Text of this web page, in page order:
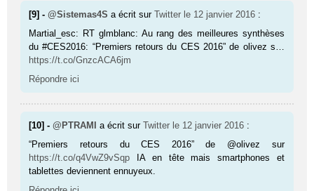
[9] -@Sistemas4S a écrit surTwitter le 12 janvier 2016 :
Martial_esc: RT glmblanc: Au rang des meilleures synthèses
du #CES2016: “Premiers retours du CES 2016” de olivez s…
https://t.co/GnzcACA6jm
Répondre ici
[10] -@PTRAMI a écrit surTwitter le 12 janvier 2016 :
“Premiers retours du CES 2016” de @olivez sur
https://t.co/q4VwZ9vSqp IA en tête mais smartphones et
tablettes deviennent ennuyeux.